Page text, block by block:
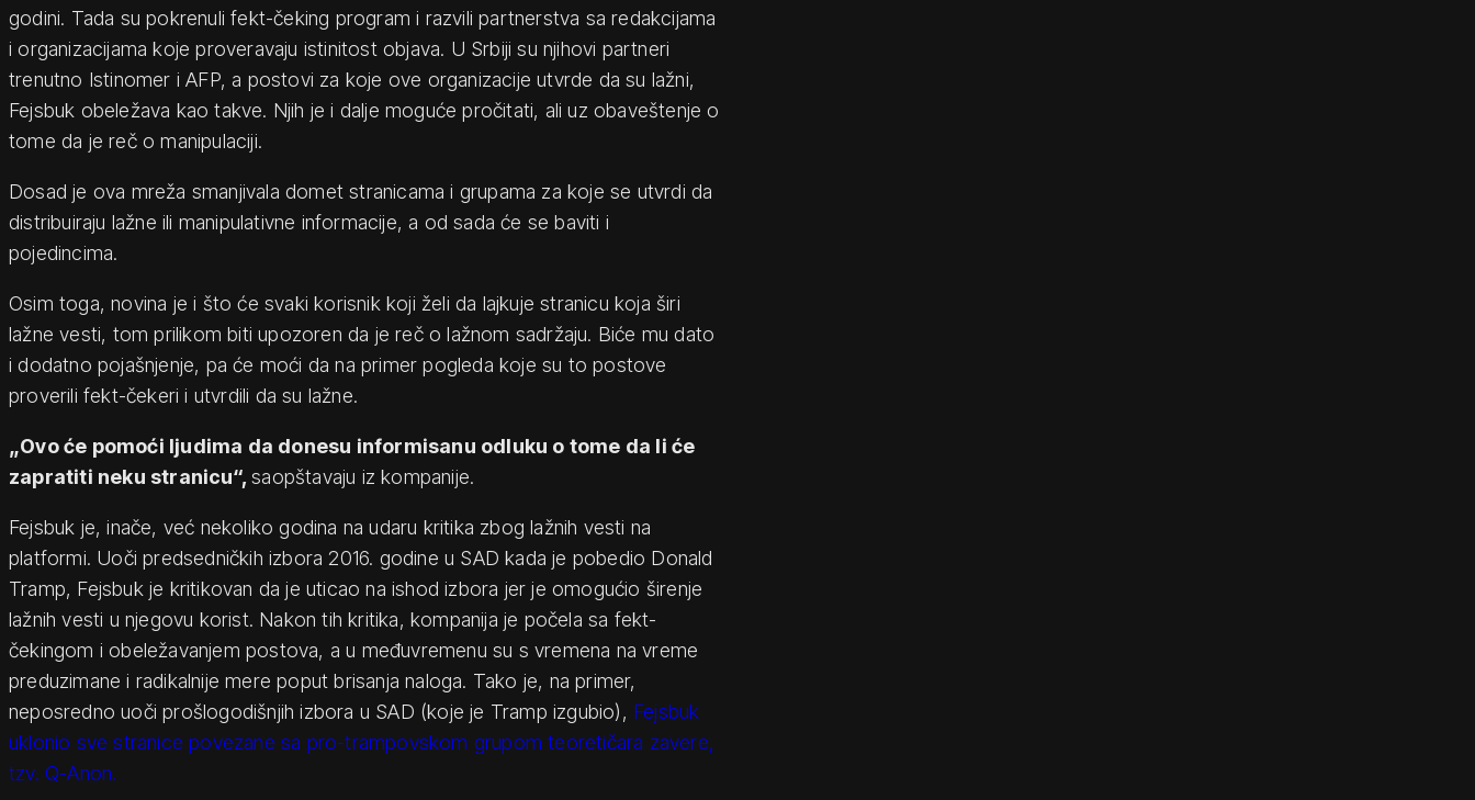
godini. Tada su pokrenuli fekt-čeking program i razvili partnerstva sa redakcijama
i organizacijama koje proveravaju istinitost objava. U Srbiji su njihovi partneri
trenutno Istinomer i AFP, a postovi za koje ove organizacije utvrde da su lažni,
Fejsbuk obeležava kao takve. Njih je i dalje moguće pročitati, ali uz obaveštenje o
tome da je reč o manipulaciji.
Dosad je ova mreža smanjivala domet stranicama i grupama za koje se utvrdi da
distribuiraju lažne ili manipulativne informacije, a od sada će se baviti i
pojedincima.
Osim toga, novina je i što će svaki korisnik koji želi da lajkuje stranicu koja širi
lažne vesti, tom prilikom biti upozoren da je reč o lažnom sadržaju. Biće mu dato
i dodatno pojašnjenje, pa će moći da na primer pogleda koje su to postove
proverili fekt-čekeri i utvrdili da su lažne.
„Ovo će pomoći ljudima da donesu informisanu odluku o tome da li će
zapratiti neku stranicu“,saopštavaju iz kompanije.
Fejsbuk je, inače, već nekoliko godina na udaru kritika zbog lažnih vesti na
platformi. Uoči predsedničkih izbora 2016. godine u SAD kada je pobedio Donald
Tramp, Fejsbuk je kritikovan da je uticao na ishod izbora jer je omogućio širenje
lažnih vesti u njegovu korist. Nakon tih kritika, kompanija je počela sa fekt-
čekingom i obeležavanjem postova, a u međuvremenu su s vremena na vreme
preduzimane i radikalnije mere poput brisanja naloga. Tako je, na primer,
neposredno uoči prošlogodišnjih izbora u SAD (koje je Tramp izgubio), Fejsbuk
uklonio sve stranice povezane sa pro-trampovskom grupom teoretičara zavere,
tzv. Q-Anon.